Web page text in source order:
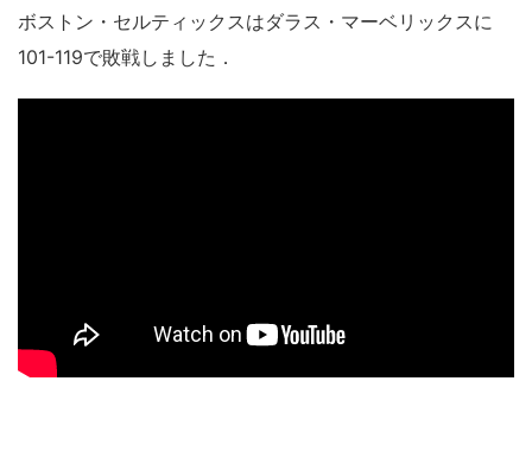
ボストン・セルティックスはダラス・マーベリックスに
101-119で敗戦しました．